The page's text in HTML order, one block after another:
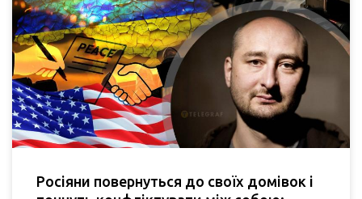
Росіяни повернуться до своїх домівок і